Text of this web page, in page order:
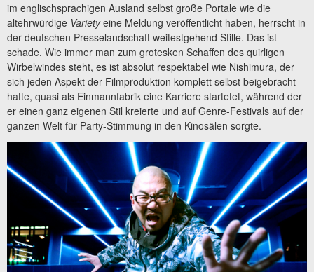
im englischsprachigen Ausland selbst große Portale wie die
altehrwürdige Varietyeine Meldung veröffentlicht haben, herrscht in
der deutschen Presselandschaft weitestgehend Stille. Das ist
schade. Wie immer man zum grotesken Schaffen des quirligen
Wirbelwindes steht, es ist absolut respektabel wie Nishimura, der
sich jeden Aspekt der Filmproduktion komplett selbst beigebracht
hatte, quasi als Einmannfabrik eine Karriere startetet, während der
er einen ganz eigenen Stil kreierte und auf Genre-Festivals auf der
ganzen Welt für Party-Stimmung in den Kinosälen sorgte.